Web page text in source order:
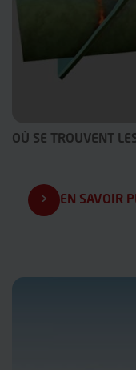
OÙ SE TROUVENT
EN SAVOIR